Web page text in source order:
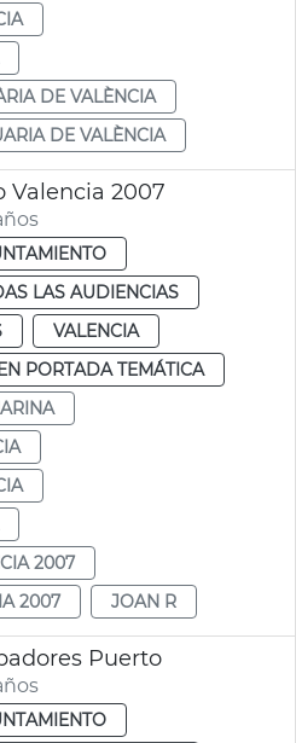
DE VALÈNCIA
DE VALÈNCIA
Valencia 2007
LAS AUDIENCIAS
VALENCIA
PORTADA TEMÁTICA
2007
2007
JOAN R
Puerto